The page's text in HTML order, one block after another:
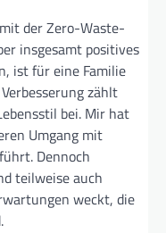
der Zero-Waste-
insgesamt positives
ist für eine Familie
zählt
bei. Mir hat
Umgang mit
Dennoch
teilweise auch
weckt, die